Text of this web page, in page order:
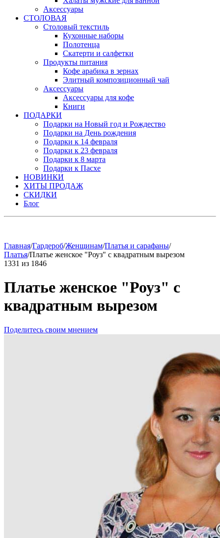
Аксессуары
СТОЛОВАЯ
Столовый текстиль
Кухонные наборы
Полотенца
Скатерти и салфетки
Продукты питания
Кофе арабика в зернах
Элитный композиционный чай
Аксессуары
Аксессуары для кофе
Книги
ПОДАРКИ
Подарки на Новый год и Рождество
Подарки на День рождения
Подарки к 14 февраля
Подарки к 23 февраля
Подарки к 8 марта
Подарки к Пасхе
НОВИНКИ
ХИТЫ ПРОДАЖ
СКИДКИ
Блог
Главная/Гардероб/Женщинам/Платья и сарафаны/
Платья/Платье женское "Роуз" с квадратным вырезом
1331 из 1846
Платье женское "Роуз" с
квадратным вырезом
Поделитесь своим мнением